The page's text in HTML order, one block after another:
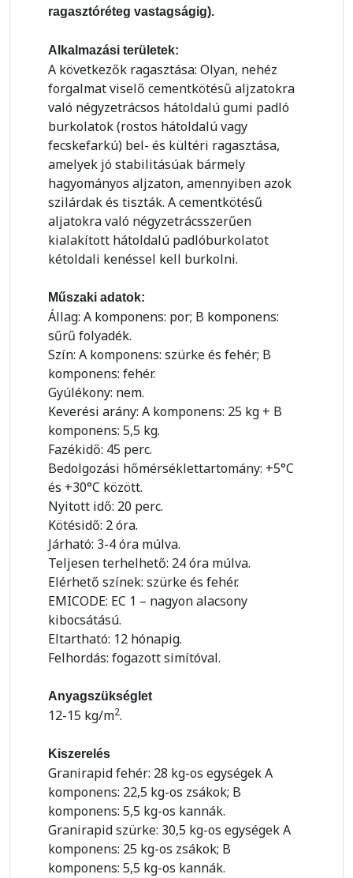
ragasztóréteg vastagságig).
Alkalmazási területek:
A következők ragasztása: Olyan, nehéz
forgalmat viselő cementkötésű aljzatokra
való négyzetrácsos hátoldalú gumi padló
burkolatok (rostos hátoldalú vagy
fecskefarkú) bel- és kültéri ragasztása,
amelyek jó stabilitásúak bármely
hagyományos aljzaton, amennyiben azok
szilárdak és tiszták. A cementkötésű
aljatokra való négyzetrácsszerűen
kialakított hátoldalú padlóburkolatot
kétoldali kenéssel kell burkolni.
Műszaki adatok:
Állag: A komponens: por; B komponens:
sűrű folyadék.
Szín: A komponens: szürke és fehér; B
komponens: fehér.
Gyúlékony: nem.
Keverési arány: A komponens: 25 kg + B
komponens: 5,5 kg.
Fazékidő: 45 perc.
Bedolgozási hőmérséklettartomány: +5°C
és +30°C között.
Nyitott idő: 20 perc.
Kötésidő: 2 óra.
Járható: 3-4 óra múlva.
Teljesen terhelhető: 24 óra múlva.
Elérhető színek: szürke és fehér.
EMICODE: EC 1 – nagyon alacsony
kibocsátású.
Eltartható: 12 hónapig.
Felhordás: fogazott simítóval.
Anyagszükséglet
12-15 kg/m2.
Kiszerelés
Granirapid fehér: 28 kg-os egységek A
komponens: 22,5 kg-os zsákok; B
komponens: 5,5 kg-os kannák.
Granirapid szürke: 30,5 kg-os egységek A
komponens: 25 kg-os zsákok; B
komponens: 5,5 kg-os kannák.